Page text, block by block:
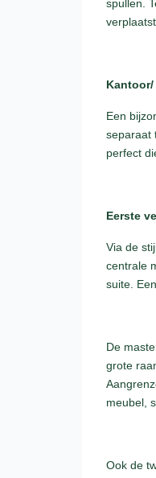
spullen.
Kantoor/
Een
separaat
perfect
Eerste
Via de
centrale
suite.
De
grote
meubel,
Ook de